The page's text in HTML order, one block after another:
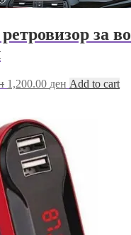
за во
Original
1,760.00 ден.
1,200.00 ден Current
Add to cart